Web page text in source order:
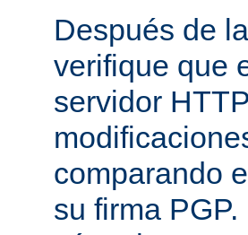
Después de
verifique que
servidor
comparando
su firma